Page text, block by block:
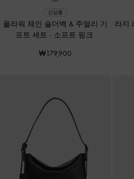
신상품
플라워 체인 숄더백 & 주얼리 기
프트 세트 - 소프트 핑크
₩179,900
라지